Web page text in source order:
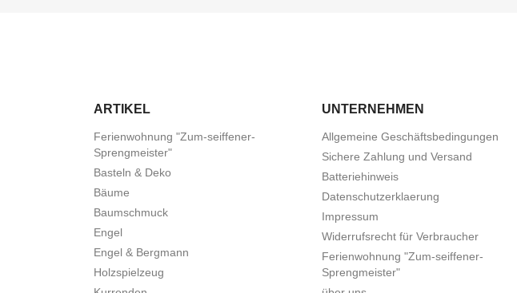
ARTIKEL
Ferienwohnung "Zum-seiffener-
Sprengmeister"
Basteln & Deko
Bäume
Baumschmuck
Engel
Engel & Bergmann
Holzspielzeug
UNTERNEHMEN
Allgemeine Geschäftsbedingungen
Sichere Zahlung und Versand
Batteriehinweis
Datenschutzerklaerung
Impressum
Widerrufsrecht für Verbraucher
Ferienwohnung "Zum-seiffener-
Sprengmeister"